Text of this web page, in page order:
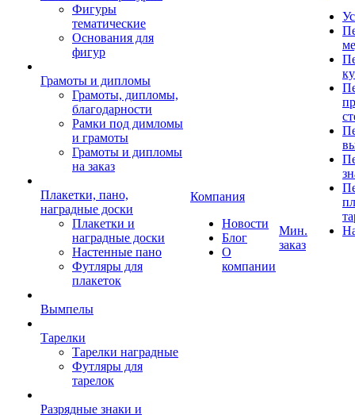
Фигуры
тематические
Основания для
фигур
Грамоты и дипломы
Грамоты, дипломы,
благодарности
Рамки под димломы
и грамоты
Грамоты и дипломы
на заказ
Плакетки, пано,
наградные доски
Плакетки и
наградные доски
Настенные пано
Футляры для
плакеток
Вымпелы
Тарелки
Тарелки наградные
Футляры для
тарелок
Разрядные знаки и
Компания
Новости
Блог
О
компании
Мин.
заказ